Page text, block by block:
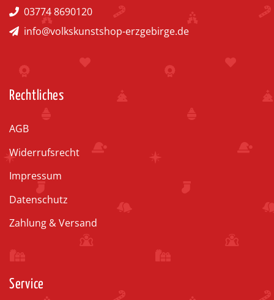
03774 8690120
info@volkskunstshop-erzgebirge.de
Rechtliches
AGB
Widerrufsrecht
Impressum
Datenschutz
Zahlung & Versand
Service